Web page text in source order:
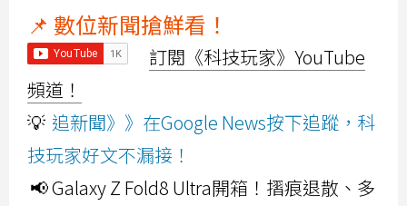
📌 數位新聞搶鮮看！
訂閱《科技玩家》YouTube
頻道！
💡 追新聞》》在Google News按下追蹤，科
技玩家好文不漏接！
📢 Galaxy Z Fold8 Ultra開箱！摺痕退散、多